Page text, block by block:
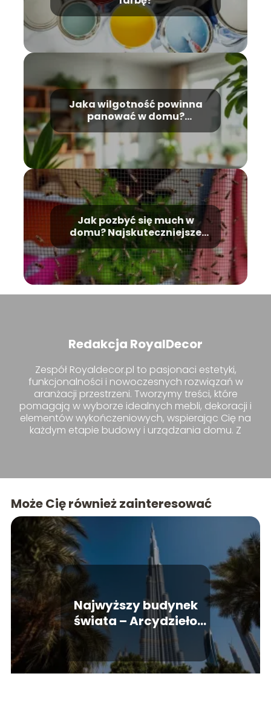
Jaka wilgotność powinna
panować w domu?
Optymalne wartości i
porady
Jak pozbyć się much w
domu? Najskuteczniejsze
metody radzenia sobie z
nimi
Redakcja RoyalDecor
Zespół Royaldecor.pl to pasjonaci estetyki,
funkcjonalności i nowoczesnych rozwiązań w
aranżacji przestrzeni. Tworzymy treści, które
pomagają w wyborze idealnych mebli, dekoracji i
elementów wykończeniowych, wspierając Cię na
każdym etapie budowy i urządzania domu. Z
Może Cię również zainteresować
Najwyższy budynek
świata – Arcydzieło
architektury